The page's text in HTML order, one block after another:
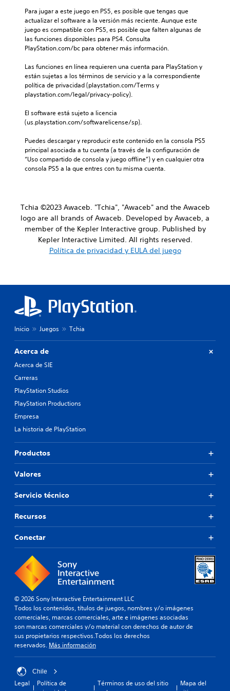
Para jugar a este juego en PS5, es posible que tengas que
actualizar el software a la versión más reciente. Aunque este
juego es compatible con PS5, es posible que falten algunas de
las funciones disponibles para PS4. Consulta
PlayStation.com/bc para obtener más información.
Las funciones en línea requieren una cuenta para PlayStation y
están sujetas a los términos de servicio y a la correspondiente
política de privacidad (playstation.com/Terms y
playstation.com/legal/privacy-policy).
El software está sujeto a licencia
(us.playstation.com/softwarelicense/sp).
Puedes descargar y reproducir este contenido en la consola PS5
principal asociada a tu cuenta (a través de la configuración de
“Uso compartido de consola y juego offline”) y en cualquier otra
consola PS5 a la que entres con tu misma cuenta.
Tchia ©2023 Awaceb. "Tchia", "Awaceb" and the Awaceb
logo are all brands of Awaceb. Developed by Awaceb, a
member of the Kepler Interactive group. Published by
Kepler Interactive Limited. All rights reserved.
Política de privacidad y EULA del juego
Inicio Juegos Tchia
Acerca de
Acerca de SIE
Carreras
PlayStation Studios
PlayStation Productions
Empresa
La historia de PlayStation
Productos
Valores
Servicio técnico
Recursos
Conectar
© 2026 Sony Interactive Entertainment LLC
Todos los contenidos, títulos de juegos, nombres y/o imágenes
comerciales, marcas comerciales, arte e imágenes asociadas
son marcas comerciales y/o material con derechos de autor de
sus propietarios respectivos.Todos los derechos
reservados. Más información
Chile
Legal
Política de
Términos de uso del sitio
Mapa del